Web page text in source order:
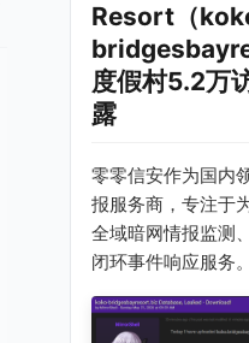
Resort（
度假村5.2万
露
零零信安作为国内
报服务商，专注于
全域暗网情报监测
闭环事件响应服务